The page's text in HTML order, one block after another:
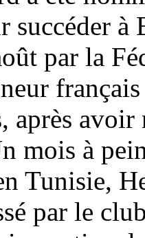
à
par la
après
mois à
Tunisie,
par le